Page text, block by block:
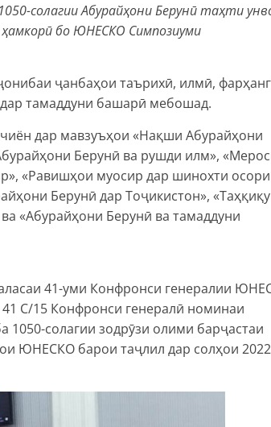
солагии Абурайҳони Берунӣ таҳти
бо ЮНЕСКО Симпозиуми
ҷанбаҳои таърихӣ, илмӣ,
тамаддуни башарӣ мебошад.
дар мавзуъҳои «Нақши Абурайҳони
Берунӣ ва рушди илм»,
«Равишҳои муосир дар шинохти осори
Берунӣ дар Тоҷикистон», «Таҳқиқу
«Абурайҳони Берунӣ ва тамаддуни
41-уми Конфронси генералии
C/15 Конфронси генералӣ номинаи
1050-солагии зодрӯзи олими барҷастаи
ЮНЕСКО барои таҷлил дар солҳои